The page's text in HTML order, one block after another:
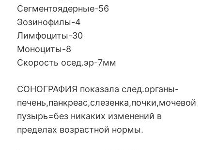
Сегментоядерные-56
Эозинофилы-4
Лимфоциты-30
Моноциты-8
Скорость осед.эр-7мм
СОНОГРАФИЯ показала след.органы-
печень,панкреас,слезенка,почки,мочевой
пузырь=без никаких изменений в
пределах возрастной нормы.